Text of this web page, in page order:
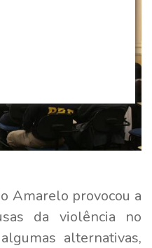
Amarelo provocou a
da violência no
alternativas,